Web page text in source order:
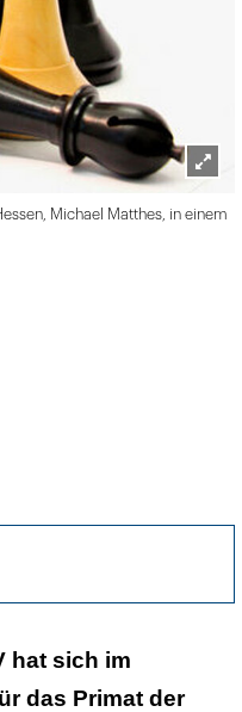
öffnen
Michael Matthes, in einem
weiter
hat sich im
das Primat der